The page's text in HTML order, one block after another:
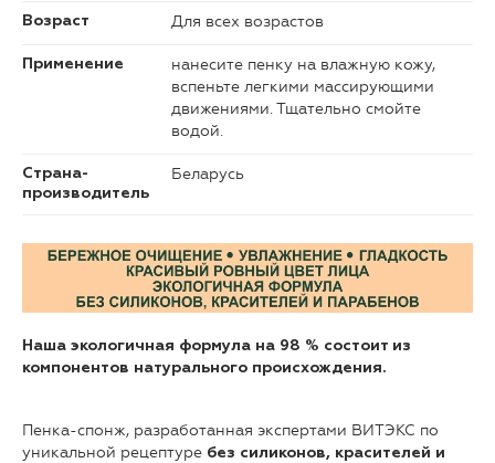
Возраст Для всех возрастов
Применение
нанесите пенку на влажную кожу,
вспеньте легкими массирующими
движениями. Тщательно смойте
водой.
Страна-
производитель
Беларусь
Наша экологичная формула на 98 % состоит из
компонентов натурального происхождения.
Пенка-спонж, разработанная экспертами ВИТЭКС по
уникальной рецептуре без силиконов, красителей и